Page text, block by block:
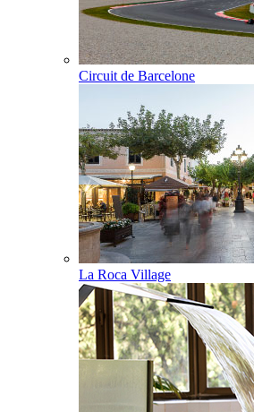
Circuit de Barcelone
La Roca Village